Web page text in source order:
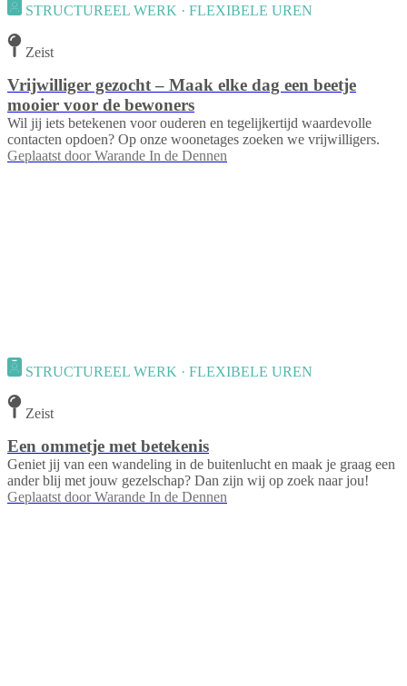
STRUCTUREEL WERK · FLEXIBELE UREN
Zeist
Vrijwilliger gezocht – Maak elke dag een beetje
mooier voor de bewoners
Wil jij iets betekenen voor ouderen en tegelijkertijd waardevolle
contacten opdoen? Op onze woonetages zoeken we vrijwilligers.
Geplaatst door Warande In de Dennen
STRUCTUREEL WERK · FLEXIBELE UREN
Zeist
Een ommetje met betekenis
Geniet jij van een wandeling in de buitenlucht en maak je graag een
ander blij met jouw gezelschap? Dan zijn wij op zoek naar jou!
Geplaatst door Warande In de Dennen